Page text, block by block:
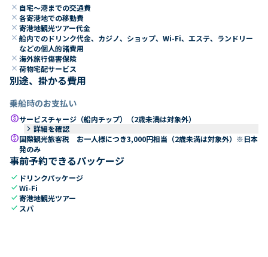
close 自宅～港までの交通費
close 各寄港地での移動費
close 寄港地観光ツアー代金
close 船内でのドリンク代金、カジノ、ショップ、Wi-Fi、エステ、ランドリー
などの個人的諸費用
close 海外旅行傷害保険
close 荷物宅配サービス
別途、掛かる費用
乗船時のお支払い
paidサービスチャージ（船内チップ）（2歳未満は対象外）
keyboard_arrow_right 詳細を確認
paid国際観光旅客税 お一人様につき3,000円相当（2歳未満は対象外）※日本
発のみ
事前予約できるパッケージ
check ドリンクパッケージ
checkWi-Fi
check寄港地観光ツアー
check スパ